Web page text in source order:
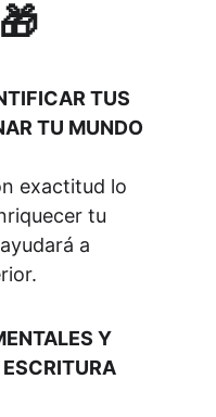
TUS
TU MUNDO
exactitud lo
tu
a
Y